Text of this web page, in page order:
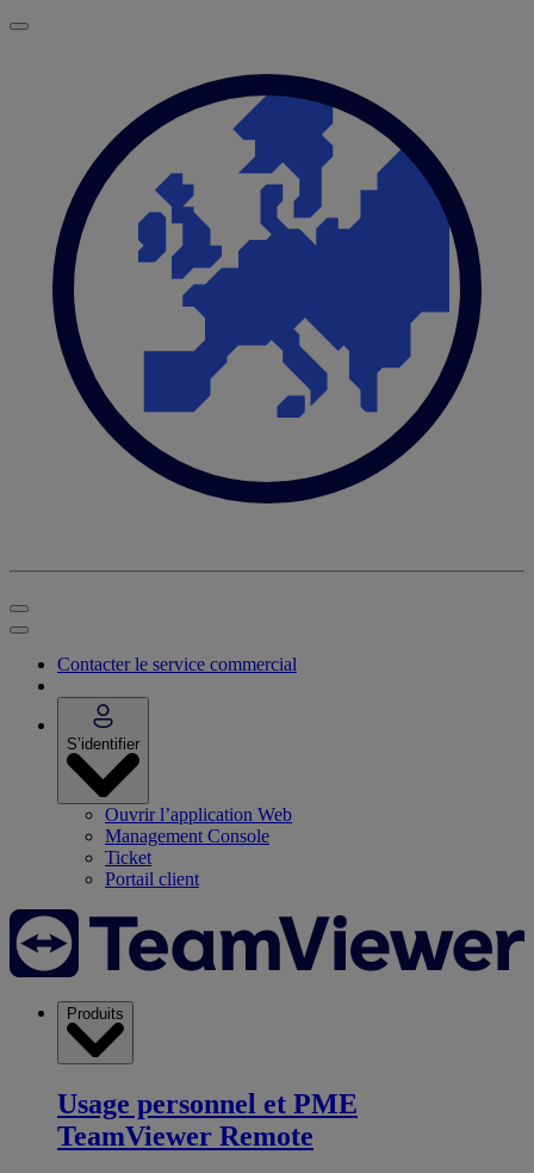
Contacter le service commercial
S’identifier
Ouvrir l’application Web
Management Console
Ticket
Portail client
Produits
Usage personnel et PME
TeamViewer Remote